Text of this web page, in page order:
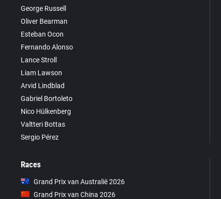
George Russell
Oliver Bearman
Esteban Ocon
Fernando Alonso
Lance Stroll
Liam Lawson
Arvid Lindblad
Gabriel Bortoleto
Nico Hülkenberg
Valtteri Bottas
Sergio Pérez
Races
Grand Prix van Australië 2026
Grand Prix van China 2026